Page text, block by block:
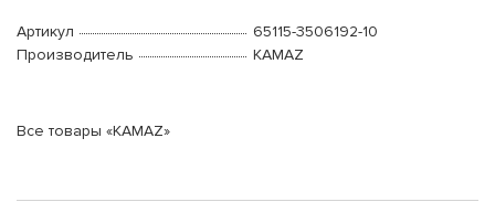
Артикул
65115-3506192-10
Производитель
KAMAZ
Все товары «KAMAZ»